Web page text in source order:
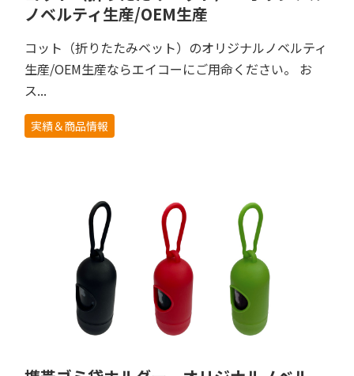
ノベルティ生産/OEM生産
コット（折りたたみベット）のオリジナルノベルティ
生産/OEM生産ならエイコーにご用命ください。 お
ス...
実績＆商品情報